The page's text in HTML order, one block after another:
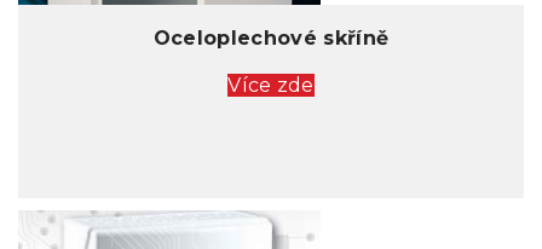
Oceloplechové skříně
Více zde